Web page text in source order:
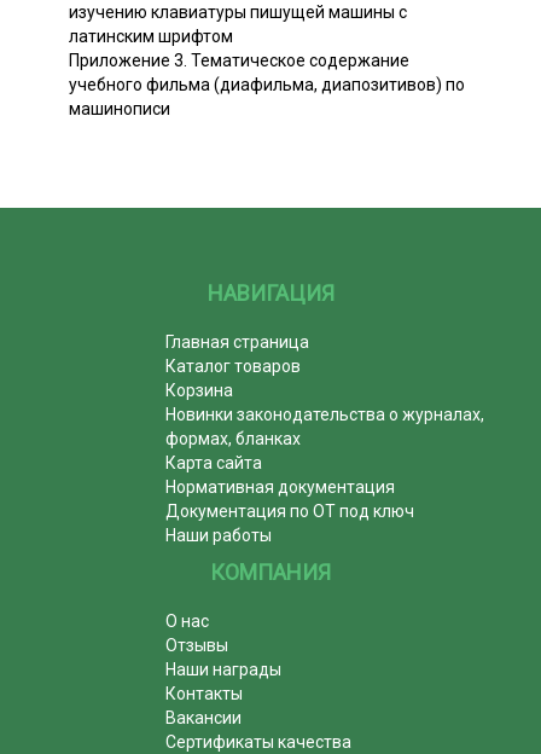
изучению клавиатуры пишущей машины с
латинским шрифтом
Приложение 3. Тематическое содержание
учебного фильма (диафильма, диапозитивов) по
машинописи
НАВИГАЦИЯ
Главная страница
Каталог товаров
Корзина
Новинки законодательства о журналах,
формах, бланках
Карта сайта
Нормативная документация
Документация по ОТ под ключ
Наши работы
КОМПАНИЯ
О нас
Отзывы
Наши награды
Контакты
Вакансии
Сертификаты качества